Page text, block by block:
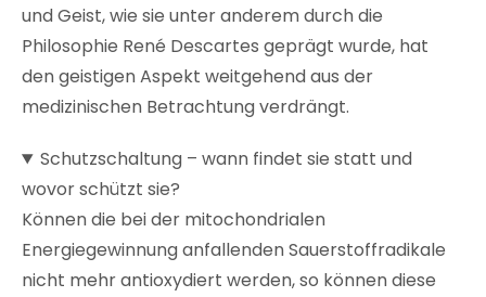
und Geist, wie sie unter anderem durch die
Philosophie René Descartes geprägt wurde, hat
den geistigen Aspekt weitgehend aus der
medizinischen Betrachtung verdrängt.
Schutzschaltung – wann findet sie statt und
wovor schützt sie?
Können die bei der mitochondrialen
Energiegewinnung anfallenden Sauerstoffradikale
nicht mehr antioxydiert werden, so können diese